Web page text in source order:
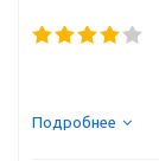
Подробнее